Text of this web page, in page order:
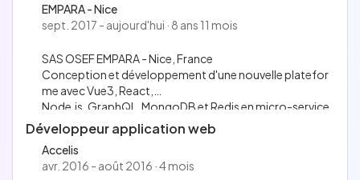
EMPARA - Nice
sept. 2017 - aujourd'hui · 8 ans 11 mois
SAS OSEF EMPARA - Nice, France
Conception et développement d'une nouvelle platefor
me avec Vue3, React,
Node.js, GraphQL, MongoDB et Redis en micro-service
Gestion du déploiement de l'infrastructure avec orchest
ration des conteneurs
via Kubernetes et Docker avec une pipeline CI/CD pour G
Développeur application web
Accelis
avr. 2016 - août 2016 · 4 mois